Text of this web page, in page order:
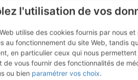
mise à jour du site,si certaines
1ere longueur
l'utilisation de vos
utilise des cookies fournis par nous
au fonctionnement du site Web, tandis
en particulier ceux qui nous
de vous fournir des fonctionnalités de
ou bien paramétrer vos choix.